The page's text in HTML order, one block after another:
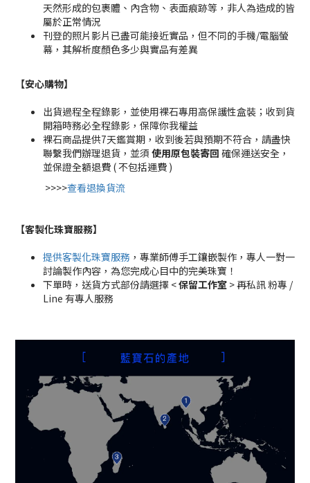
天然形成的包裹體、內含物、表面痕跡等，非人為造成的皆
屬於正常情況
刊登的照片影片已盡可能接近實品，但不同的手機/電腦螢
幕，其解析度顏色多少與實品有差異
【安心購物】
出貨過程全程錄影，並使用裸石專用高保護性盒裝；收到貨
開箱時務必全程錄影，保障你我權益
裸石商品提供7天鑑賞期，收到後若與預期不符合，請盡快
聯繫我們辦理退貨，並須 使用原包裝寄回 確保運送安全，
並保證全額退費 ( 不包括運費 )
>>>>查看退換貨流
【客製化珠寶服務】
提供客製化珠寶服務 ，專業師傅手工鑲嵌製作，專人一對一
討論製作內容，為您完成心目中的完美珠寶！
下單時，送貨方式部份請選擇 <保留工作室 > 再私訊 粉專 /
Line 有專人服務